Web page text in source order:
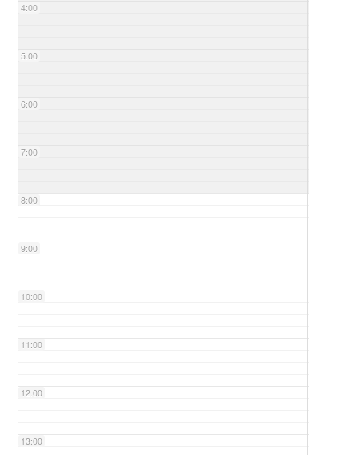
4:00
5:00
6:00
7:00
8:00
9:00
10:00
11:00
12:00
13:00